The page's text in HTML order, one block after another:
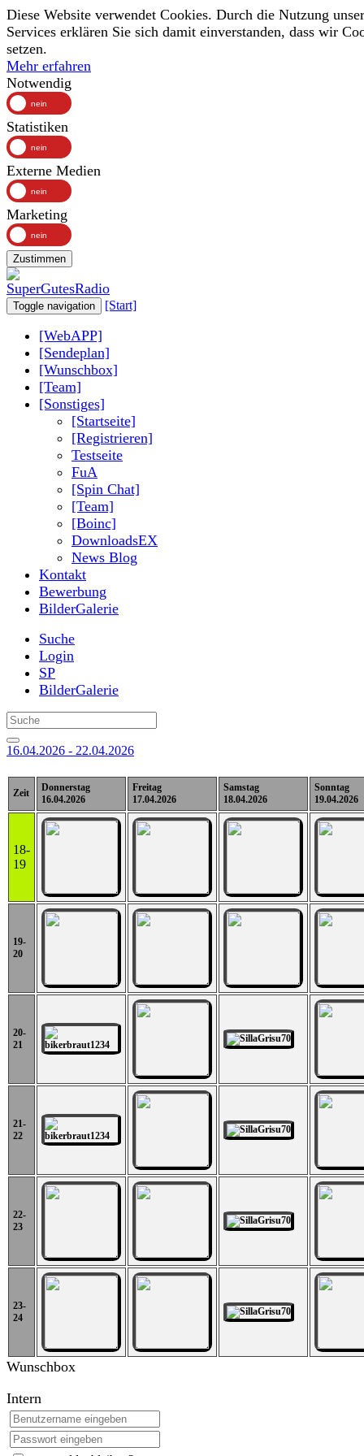
Diese Website verwendet Cookies. Durch die Nutzung
Services erklären Sie sich damit einverstanden, dass wir
setzen.
Mehr erfahren
Notwendig
Statistiken
Externe Medien
Marketing
Zustimmen
Toggle navigation [Start]
[WebAPP]
[Sendeplan]
[Wunschbox]
[Team]
[Sonstiges]
[Startseite]
[Registrieren]
Testseite
FuA
[Spin Chat]
[Team]
[Boinc]
DownloadsEX
News Blog
Kontakt
Bewerbung
BilderGalerie
Suche
Login
SP
BilderGalerie
16.04.2026 - 22.04.2026
Zeit
Donnerstag
16.04.2026
Freitag
17.04.2026
Samstag
18.04.2026
Sonntag
19.04.2026
18-
19
19-
20
20-
21
21-
22
22-
23
23-
24
Wunschbox
Intern